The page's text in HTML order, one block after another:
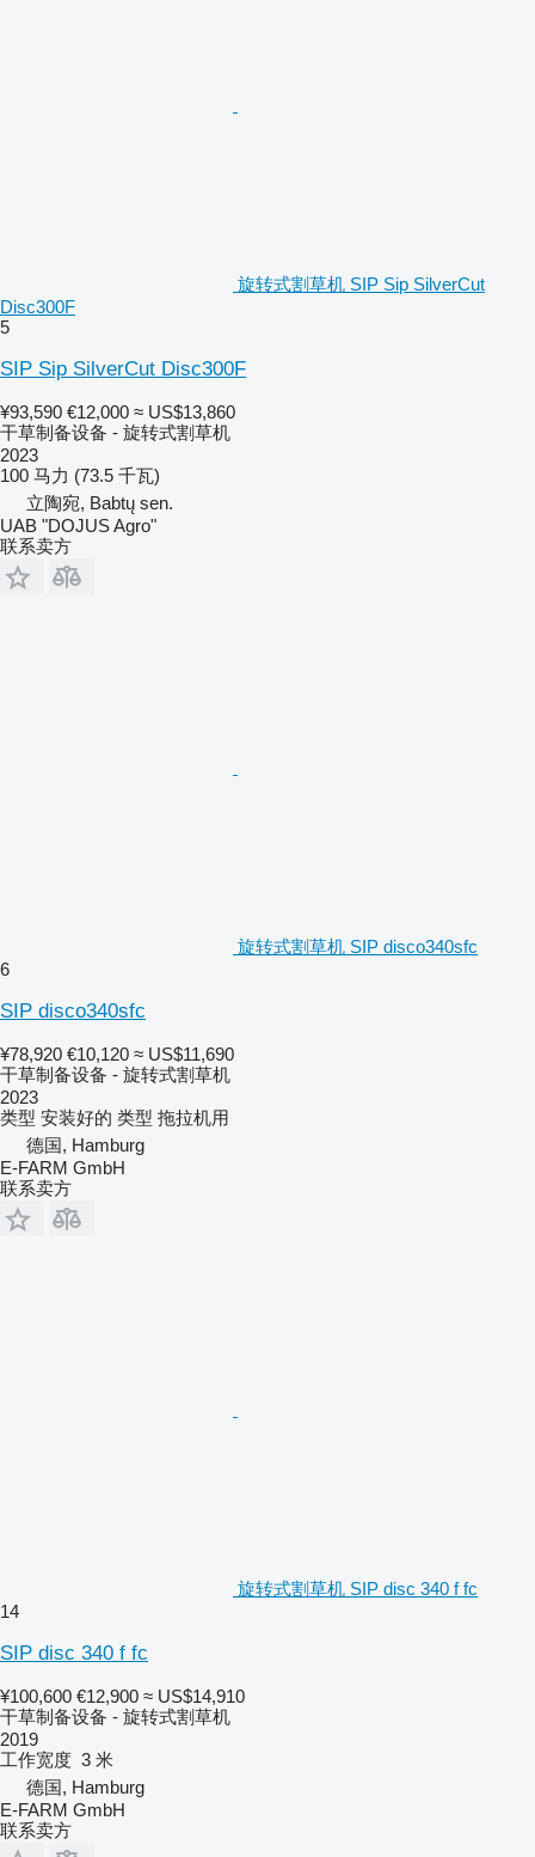
旋转式割草机 SIP Sip SilverCut
Disc300F
5
SIP Sip SilverCut Disc300F
¥93,590 €12,000 ≈ US$13,860
干草制备设备 - 旋转式割草机
2023
100 马力 (73.5 千瓦)
立陶宛, Babtų sen.
UAB "DOJUS Agro"
联系卖方
旋转式割草机 SIP disco340sfc
6
SIP disco340sfc
¥78,920 €10,120 ≈ US$11,690
干草制备设备 - 旋转式割草机
2023
类型 安装好的 类型 拖拉机用
德国, Hamburg
E-FARM GmbH
联系卖方
旋转式割草机 SIP disc 340 f fc
14
SIP disc 340 f fc
¥100,600 €12,900 ≈ US$14,910
干草制备设备 - 旋转式割草机
2019
工作宽度 3 米
德国, Hamburg
E-FARM GmbH
联系卖方